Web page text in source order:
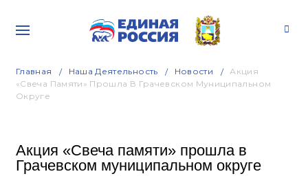
Главная Наша Деятельность Новости
Акция
«Свеча Памяти» Прошла В Грачевском Муниципальном
Округе
Акция «Свеча памяти» прошла в
Грачевском муниципальном округе